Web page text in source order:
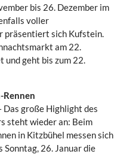
bis 26. Dezember im
voller
präsentiert sich Kufstein.
am 22.
und geht bis zum 22.
Rennen
Das große Highlight des
steht wieder an: Beim
in Kitzbühel messen sich
Sonntag, 26. Januar die